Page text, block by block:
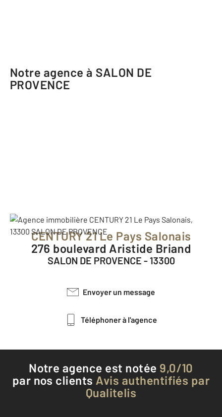
Notre agence à SALON DE
PROVENCE
CENTURY 21 Le Pays Salonais
276 boulevard Aristide Briand
SALON DE PROVENCE - 13300
Envoyer un message
Téléphoner à l'agence
Notre agence est notée 9,0/10
par nos clients Avis authentifiés par
Qualitelis